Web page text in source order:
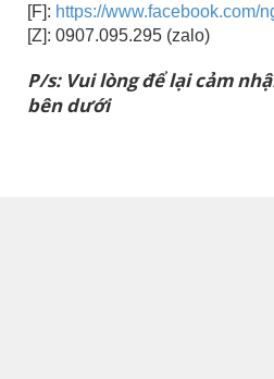
[F]: https://www.facebook.com/
[Z]: 0907.095.295 (zalo)
P/s: Vui lòng để lại cảm
bên dưới